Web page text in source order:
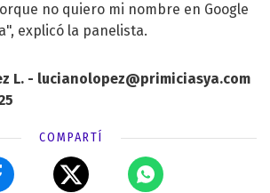
no quiero mi nombre en Google
explicó la panelista.
L. - lucianolopez@primiciasya.com
COMPARTÍ